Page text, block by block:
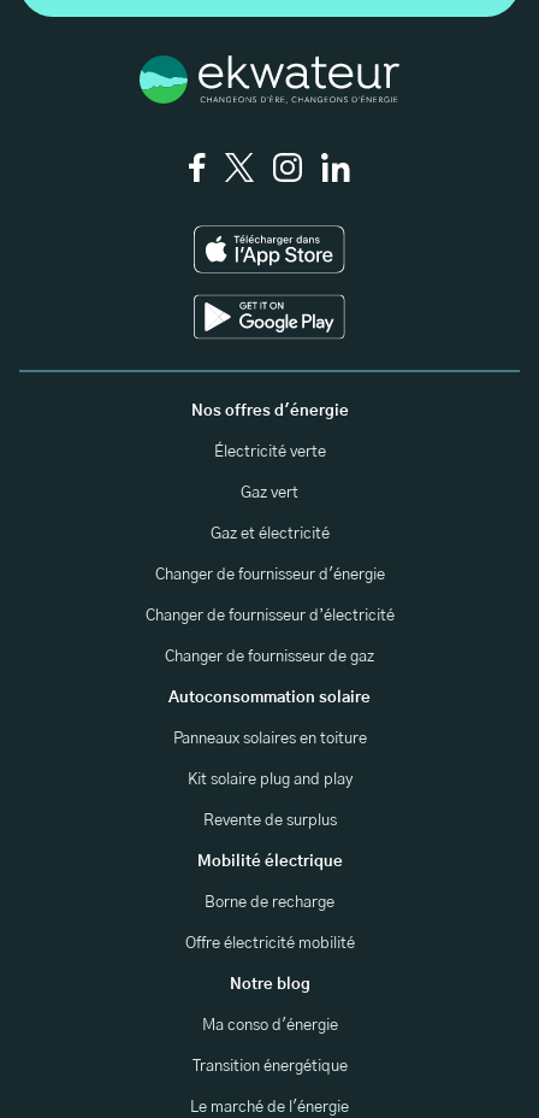
Nos offres d'énergie
Électricité verte
Gaz vert
Gaz et électricité
Changer de fournisseur d'énergie
Changer de fournisseur d’électricité
Changer de fournisseur de gaz
Autoconsommation solaire
Panneaux solaires en toiture
Kit solaire plug and play
Revente de surplus
Mobilité électrique
Borne de recharge
Offre électricité mobilité
Notre blog
Ma conso d'énergie
Transition énergétique
Le marché de l'énergie